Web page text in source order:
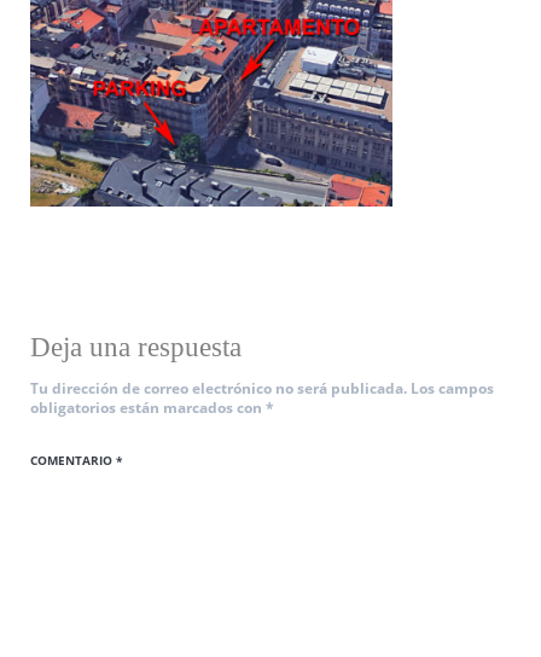
Deja una respuesta
Tu dirección de correo electrónico no será publicada. Los campos
obligatorios están marcados con *
COMENTARIO *